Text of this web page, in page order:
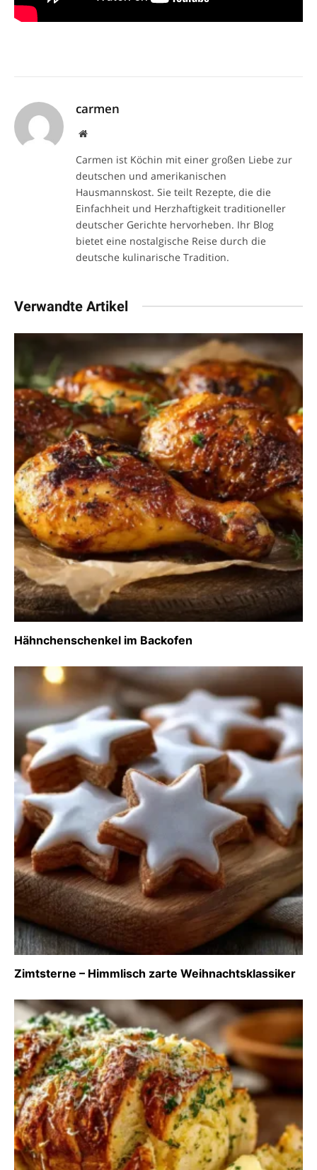
carmen
Website
Carmen ist Köchin mit einer großen Liebe zur
deutschen und amerikanischen
Hausmannskost. Sie teilt Rezepte, die die
Einfachheit und Herzhaftigkeit traditioneller
deutscher Gerichte hervorheben. Ihr Blog
bietet eine nostalgische Reise durch die
deutsche kulinarische Tradition.
Verwandte Artikel
Hähnchenschenkel im Backofen
Zimtsterne – Himmlisch zarte Weihnachtsklassiker